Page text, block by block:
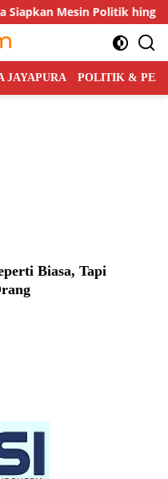
Mesin Politik hingga
JAYAPURA POLITIK &
Biasa, Tapi